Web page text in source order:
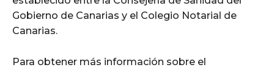
Gobierno de Canarias y el Colegio Notarial de
Canarias.
Para obtener más información sobre el